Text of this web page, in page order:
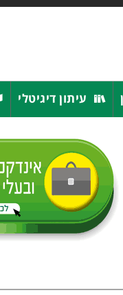
עיתון דיגיטלי